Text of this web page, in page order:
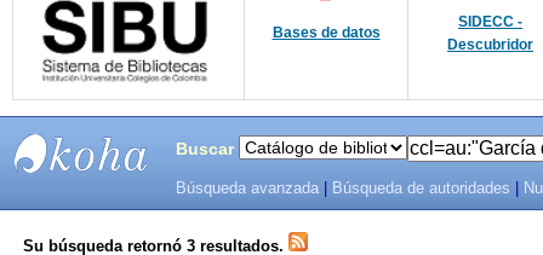
Bases de datos
SIDECC -
Descubridor
SISTEMAS
Buscar
Búsqueda avanzada Búsqueda de autoridades
Su búsqueda retornó 3 resultados.